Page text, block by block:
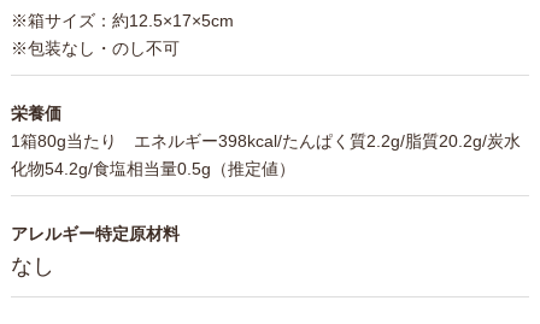
※箱サイズ：約12.5×17×5cm
※包装なし・のし不可
栄養価
1箱80g当たり エネルギー398kcal/たんぱく質2.2g/脂質20.2g/炭水
化物54.2g/食塩相当量0.5g（推定値）
アレルギー特定原材料
なし